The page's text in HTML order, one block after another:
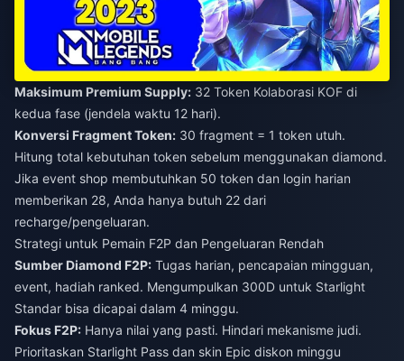
Maksimum Premium Supply: 32 Token Kolaborasi KOF di
kedua fase (jendela waktu 12 hari).
Konversi Fragment Token: 30 fragment = 1 token utuh.
Hitung total kebutuhan token sebelum menggunakan diamond.
Jika event shop membutuhkan 50 token dan login harian
memberikan 28, Anda hanya butuh 22 dari
recharge/pengeluaran.
Strategi untuk Pemain F2P dan Pengeluaran Rendah
Sumber Diamond F2P: Tugas harian, pencapaian mingguan,
event, hadiah ranked. Mengumpulkan 300D untuk Starlight
Standar bisa dicapai dalam 4 minggu.
Fokus F2P: Hanya nilai yang pasti. Hindari mekanisme judi.
Prioritaskan Starlight Pass dan skin Epic diskon minggu